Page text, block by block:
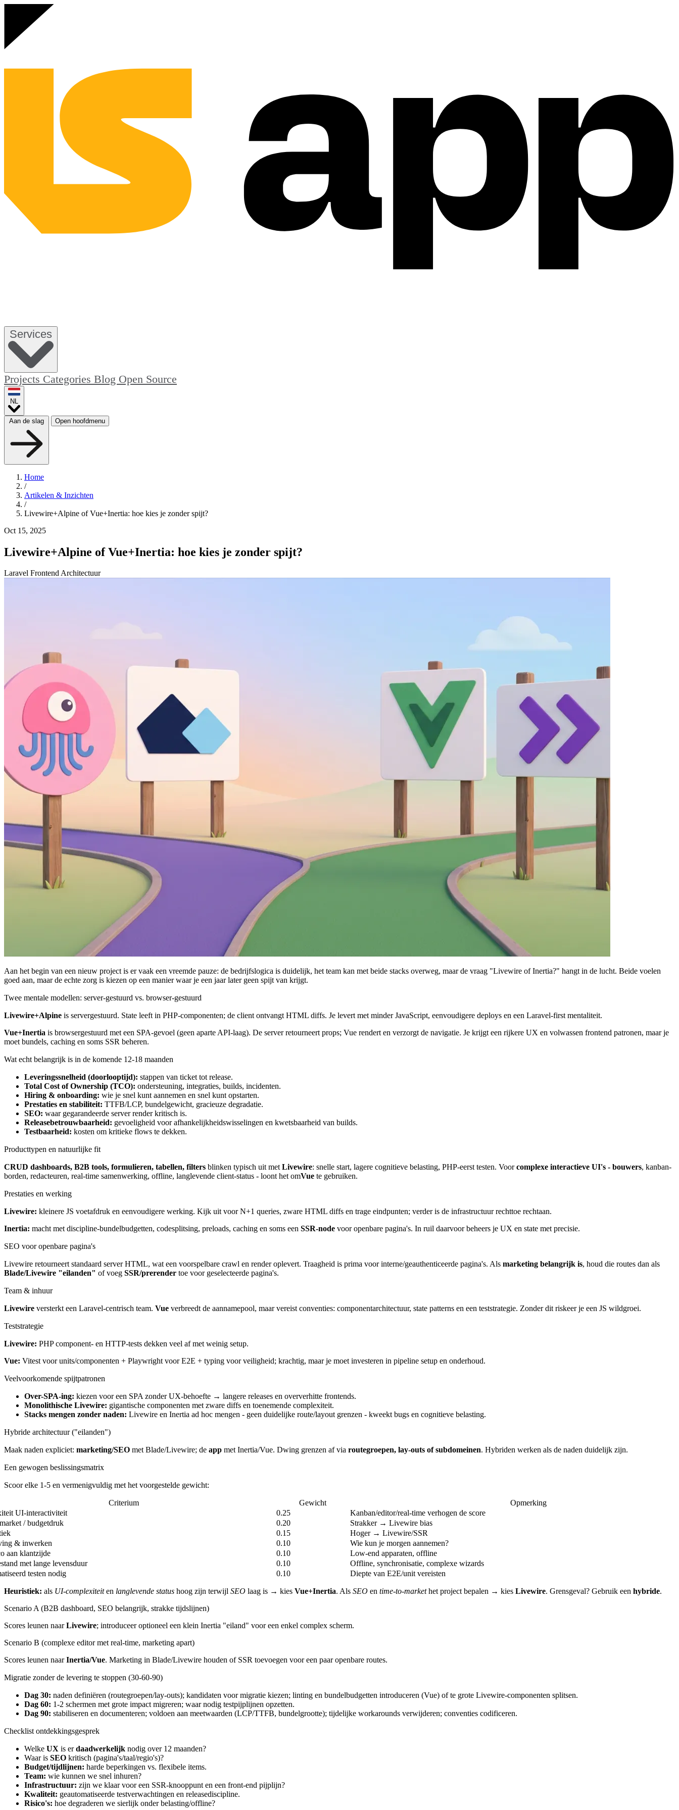
Services
Projects Categories Blog Open Source
NL
Aan de slag Open hoofdmenu
Home
/
Artikelen & Inzichten
/
Livewire+Alpine of Vue+Inertia: hoe kies je zonder spijt?
Oct 15, 2025
Livewire+Alpine of Vue+Inertia: hoe kies je zonder spijt?
Laravel FrontendArchitectuur
Aan het begin van een nieuw project is er vaak een vreemde pauze: de bedrijfslogica is duidelijk, het team kan met beide stacks overweg, maar de vraag "Livewire of Inertia?" hangt in de lucht. Beide voelen
goed aan, maar de echte zorg is kiezen op een manier waar je een jaar later geen spijt van krijgt.
Twee mentale modellen: server-gestuurd vs. browser-gestuurd
Livewire+Alpine is servergestuurd. State leeft in PHP-componenten; de client ontvangt HTML diffs. Je levert met minder JavaScript, eenvoudigere deploys en een Laravel-first mentaliteit.
Vue+Inertia is browsergestuurd met een SPA-gevoel (geen aparte API-laag). De server retourneert props; Vue rendert en verzorgt de navigatie. Je krijgt een rijkere UX en volwassen frontend patronen, maar je
moet bundels, caching en soms SSR beheren.
Wat echt belangrijk is in de komende 12-18 maanden
Leveringssnelheid (doorlooptijd): stappen van ticket tot release.
Total Cost of Ownership (TCO): ondersteuning, integraties, builds, incidenten.
Hiring & onboarding: wie je snel kunt aannemen en snel kunt opstarten.
Prestaties en stabiliteit: TTFB/LCP, bundelgewicht, gracieuze degradatie.
SEO: waar gegarandeerde server render kritisch is.
Releasebetrouwbaarheid: gevoeligheid voor afhankelijkheidswisselingen en kwetsbaarheid van builds.
Testbaarheid: kosten om kritieke flows te dekken.
Producttypen en natuurlijke fit
CRUD dashboards, B2B tools, formulieren, tabellen, filters blinken typisch uit metLivewire: snelle start, lagere cognitieve belasting, PHP-eerst testen. Voorcomplexe interactieve UI's - bouwers, kanban-
borden, redacteuren, real-time samenwerking, offline, langlevende client-status - loont het omVue te gebruiken.
Prestaties en werking
Livewire: kleinere JS voetafdruk en eenvoudigere werking. Kijk uit voor N+1 queries, zware HTML diffs en trage eindpunten; verder is de infrastructuur rechttoe rechtaan.
Inertia: macht met discipline-bundelbudgetten, codesplitsing, preloads, caching en soms een SSR-node voor openbare pagina's. In ruil daarvoor beheers je UX en state met precisie.
SEO voor openbare pagina's
Livewire retourneert standaard server HTML, wat een voorspelbare crawl en render oplevert. Traagheid is prima voor interne/geauthenticeerde pagina's. Als marketing belangrijk is, houd die routes dan als
Blade/Livewire "eilanden" of voeg SSR/prerender toe voor geselecteerde pagina's.
Team & inhuur
Livewire versterkt een Laravel-centrisch team. Vue verbreedt de aannamepool, maar vereist conventies: componentarchitectuur, state patterns en een teststrategie. Zonder dit riskeer je een JS wildgroei.
Teststrategie
Livewire: PHP component- en HTTP-tests dekken veel af met weinig setup.
Vue: Vitest voor units/componenten + Playwright voor E2E + typing voor veiligheid; krachtig, maar je moet investeren in pipeline setup en onderhoud.
Veelvoorkomende spijtpatronen
Over-SPA-ing: kiezen voor een SPA zonder UX-behoefte → langere releases en oververhitte frontends.
Monolithische Livewire: gigantische componenten met zware diffs en toenemende complexiteit.
Stacks mengen zonder naden: Livewire en Inertia ad hoc mengen - geen duidelijke route/layout grenzen - kweekt bugs en cognitieve belasting.
Hybride architectuur ("eilanden")
Maak naden expliciet: marketing/SEO met Blade/Livewire; de app met Inertia/Vue. Dwing grenzen af via routegroepen, lay-outs of subdomeinen. Hybriden werken als de naden duidelijk zijn.
Een gewogen beslissingsmatrix
Scoor elke 1-5 en vermenigvuldig met het voorgestelde gewicht:
Criterium Gewicht
Opmerking
UI-interactiviteit
0.25
Kanban/editor/real-time verhogen de score
/ budgetdruk
0.20
Strakker → Livewire bias
0.15
Hoger → Livewire/SSR
& inwerken
0.10
Wie kun je morgen aannemen?
aan klantzijde
0.10
Low-end apparaten, offline
met lange levensduur
0.10
Offline, synchronisatie, complexe wizards
testen nodig
0.10 Diepte van E2E/unit vereisten
Heuristiek: als UI-complexiteiten langlevende status hoog zijn terwijl SEO laag is → kies Vue+Inertia. Als SEO en time-to-markethet project bepalen → kies Livewire. Grensgeval? Gebruik een hybride.
Scenario A (B2B dashboard, SEO belangrijk, strakke tijdslijnen)
Scores leunen naarLivewire; introduceer optioneel een klein Inertia "eiland" voor een enkel complex scherm.
Scenario B (complexe editor met real-time, marketing apart)
Scores leunen naarInertia/Vue. Marketing in Blade/Livewire houden of SSR toevoegen voor een paar openbare routes.
Migratie zonder de levering te stoppen (30-60-90)
Dag 30: naden definiëren (routegroepen/lay-outs); kandidaten voor migratie kiezen; linting en bundelbudgetten introduceren (Vue) of te grote Livewire-componenten splitsen.
Dag 60: 1-2 schermen met grote impact migreren; waar nodig testpijplijnen opzetten.
Dag 90: stabiliseren en documenteren; voldoen aan meetwaarden (LCP/TTFB, bundelgrootte); tijdelijke workarounds verwijderen; conventies codificeren.
Checklist ontdekkingsgesprek
Welke UX is erdaadwerkelijk nodig over 12 maanden?
Waar is SEO kritisch (pagina's/taal/regio's)?
Budget/tijdlijnen: harde beperkingen vs. flexibele items.
Team: wie kunnen we snel inhuren?
Infrastructuur: zijn we klaar voor een SSR-knooppunt en een front-end pijplijn?
Kwaliteit: geautomatiseerde testverwachtingen en releasediscipline.
Risico's: hoe degraderen we sierlijk onder belasting/offline?